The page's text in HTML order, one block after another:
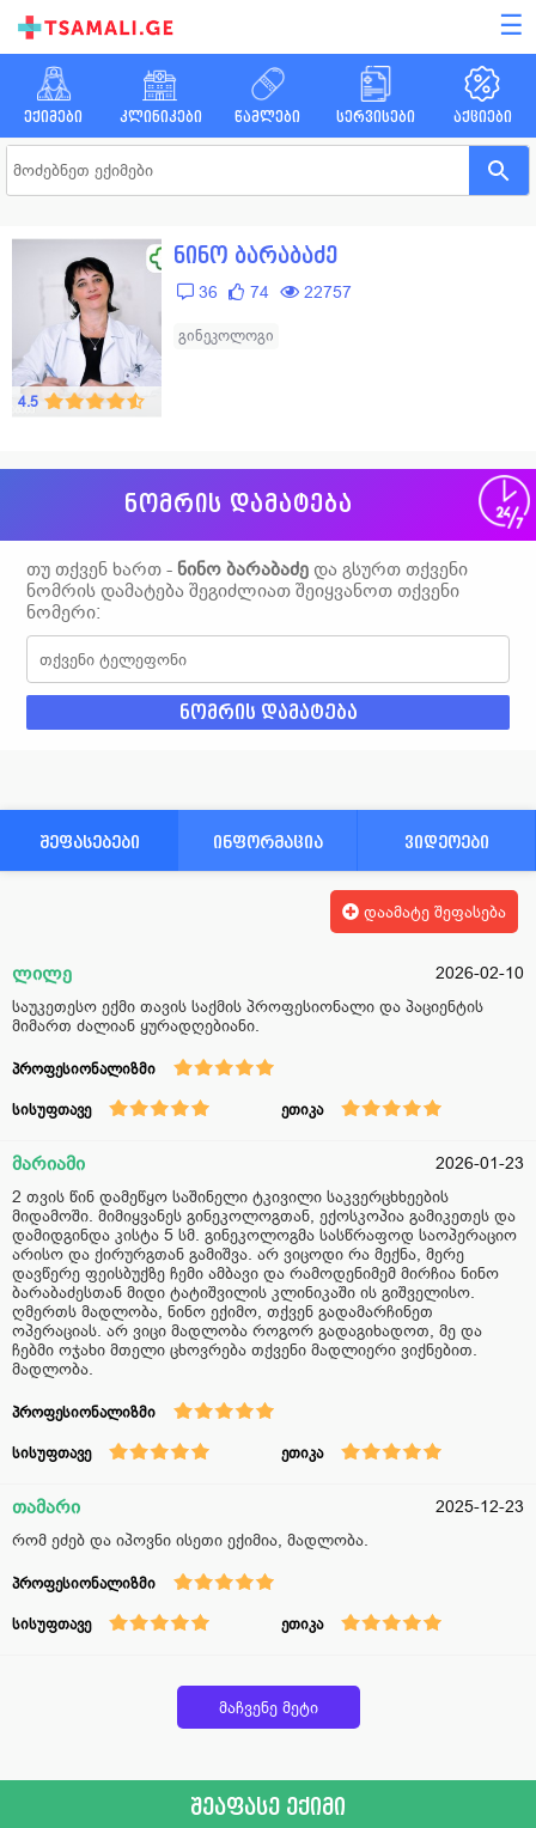
☰
ექიმები კლინიკები წამლები სერვისები აქციები
4.5
ნინო ბარაბაძე
36 74 22757
გინეკოლოგი
ნომრის დამატება
თუ თქვენ ხართ - ნინო ბარაბაძედა გსურთ თქვენი
ნომრის დამატება შეგიძლიათ შეიყვანოთ თქვენი
ნომერი:
შეფასებები ინფორმაცია ვიდეოები
დაამატე შეფასება
ლილე
2026-02-10
საუკეთესო ექმი თავის საქმის პროფესიონალი და პაციენტის
მიმართ ძალიან ყურადღებიანი.
პროფესიონალიზმი
სისუფთავე ეთიკა
მარიამი
2026-01-23
2 თვის წინ დამეწყო საშინელი ტკივილი საკვერცხხეების
მიდამოში. მიმიყვანეს გინეკოლოგთან, ექოსკოპია გამიკეთეს და
დამიდგინდა კისტა 5 სმ. გინეკოლოგმა სასწრაფოდ საოპერაციო
არისო და ქირურგთან გამიშვა. არ ვიცოდი რა მექნა, მერე
დავწერე ფეისბუქზე ჩემი ამბავი და რამოდენიმემ მირჩია ნინო
ბარაბაძესთან მიდი ტატიშვილის კლინიკაში ის გიშველისო.
ღმერთს მადლობა, ნინო ექიმო, თქვენ გადამარჩინეთ
ოპერაციას. არ ვიცი მადლობა როგორ გადაგიხადოთ, მე და
ჩებმი ოჯახი მთელი ცხოვრება თქვენი მადლიერი ვიქნებით.
მადლობა.
პროფესიონალიზმი
სისუფთავე ეთიკა
თამარი
2025-12-23
რომ ეძებ და იპოვნი ისეთი ექიმია, მადლობა.
პროფესიონალიზმი
სისუფთავე ეთიკა
მაჩვენე მეტი
შეაფასე ექიმი